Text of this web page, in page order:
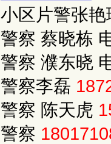
小区片警张艳
警察 蔡晓栋
警察 濮东晓
警察李磊
警察 陈天虎
警察